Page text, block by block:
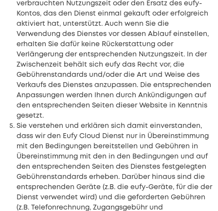
verbrauchten Nutzungszeit oder den Ersatz des eufy-
Kontos, das den Dienst einmal gekauft oder erfolgreich
aktiviert hat, unterstützt. Auch wenn Sie die
Verwendung des Dienstes vor dessen Ablauf einstellen,
erhalten Sie dafür keine Rückerstattung oder
Verlängerung der entsprechenden Nutzungszeit. In der
Zwischenzeit behält sich eufy das Recht vor, die
Gebührenstandards und/oder die Art und Weise des
Verkaufs des Dienstes anzupassen. Die entsprechenden
Anpassungen werden Ihnen durch Ankündigungen auf
den entsprechenden Seiten dieser Website in Kenntnis
gesetzt.
Sie verstehen und erklären sich damit einverstanden,
dass wir den Eufy Cloud Dienst nur in Übereinstimmung
mit den Bedingungen bereitstellen und Gebühren in
Übereinstimmung mit den in den Bedingungen und auf
den entsprechenden Seiten des Dienstes festgelegten
Gebührenstandards erheben. Darüber hinaus sind die
entsprechenden Geräte (z.B. die eufy-Geräte, für die der
Dienst verwendet wird) und die geforderten Gebühren
(z.B. Telefonrechnung, Zugangsgebühr und